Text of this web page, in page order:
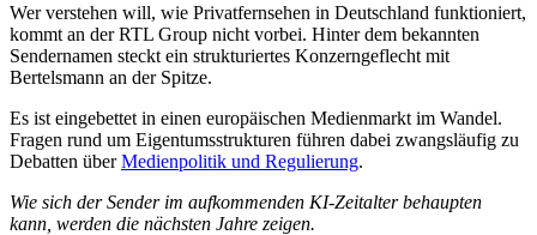
Wer verstehen will, wie Privatfernsehen in Deutschland funktioniert,
kommt an der RTL Group nicht vorbei. Hinter dem bekannten
Sendernamen steckt ein strukturiertes Konzerngeflecht mit
Bertelsmann an der Spitze.
Es ist eingebettet in einen europäischen Medienmarkt im Wandel.
Fragen rund um Eigentumsstrukturen führen dabei zwangsläufig zu
Debatten überMedienpolitik und Regulierung.
Wie sich der Sender im aufkommenden KI-Zeitalter behaupten
kann, werden die nächsten Jahre zeigen.